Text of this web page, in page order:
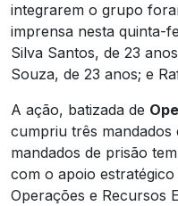
integrarem o grupo
imprensa nesta quinta-
Silva Santos, de 23
Souza, de 23 anos; e
A ação, batizada de
cumpriu três mandados
mandados de prisão
com o apoio
Operações e Recursos